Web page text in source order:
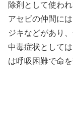
除剤として使われ
アセビの仲間に
ジキなどがあり
中毒症状として
は呼吸困難で命